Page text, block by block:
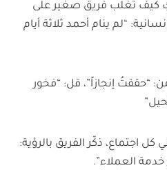
كيف تغلب فريقٌ صغير على
“لم ينام أحمد ثلاثة أيام
“حققتُ إنجازاً”، قل: “فخور
كل اجتماع، ذكّر الفريق بالرؤية:
العملاء”.